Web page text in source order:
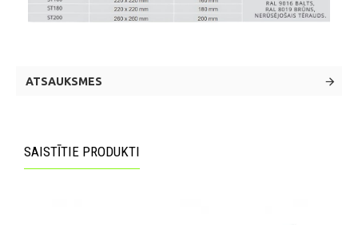
ATSAUKSMES
SAISTĪTIE PRODUKTI